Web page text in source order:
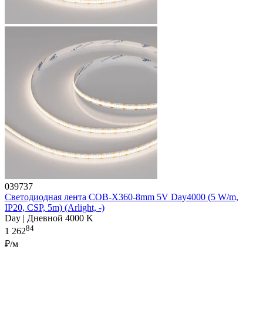
039737
Светодиодная лента COB-X360-8mm 5V Day4000 (5 W/m,
IP20, CSP, 5m) (Arlight, -)
Day | Дневной 4000 K
1 26284
₽/м